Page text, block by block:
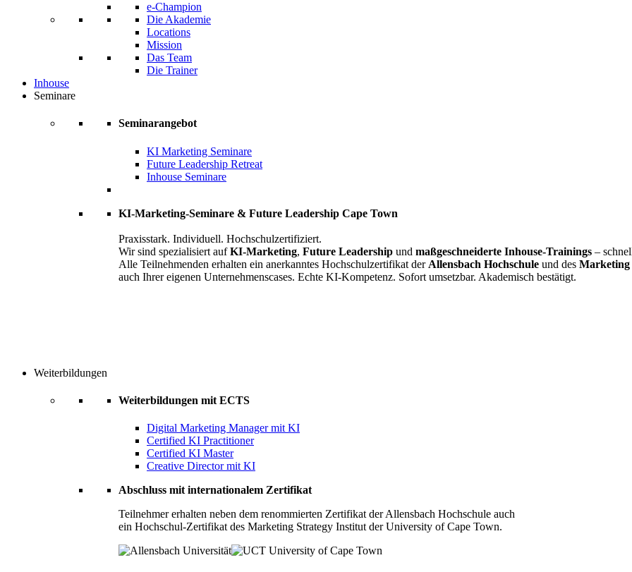
e-Champion
Die Akademie
Locations
Mission
Das Team
Die Trainer
Inhouse
Seminare
Seminarangebot
KI Marketing Seminare
Future Leadership Retreat
Inhouse Seminare
KI-Marketing-Seminare & Future Leadership Cape Town
Praxisstark. Individuell. Hochschulzertifiziert.
Wir sind spezialisiert aufKI-Marketing, Future Leadership und maßgeschneiderte Inhouse-Trainings –
Alle Teilnehmenden erhalten ein anerkanntes Hochschulzertifikat der Allensbach Hochschule und des Marketing
auch Ihrer eigenen Unternehmenscases. Echte KI-Kompetenz. Sofort umsetzbar. Akademisch bestätigt.
Weiterbildungen
Weiterbildungen mit ECTS
Digital Marketing Manager mit KI
Certified KI Practitioner
Certified KI Master
Creative Director mit KI
Abschluss mit internationalem Zertifikat
Teilnehmer erhalten neben dem renommierten Zertifikat der Allensbach Hochschule auch
ein Hochschul-Zertifikat des Marketing Strategy Institut der University of Cape Town.